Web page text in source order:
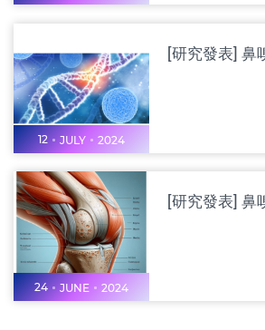
12 JULY 2024
24 JUNE 2024